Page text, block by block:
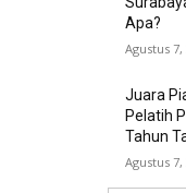
Apa?
Agustus 7,
Juara
Pelatih
Tahun
Agustus 7,